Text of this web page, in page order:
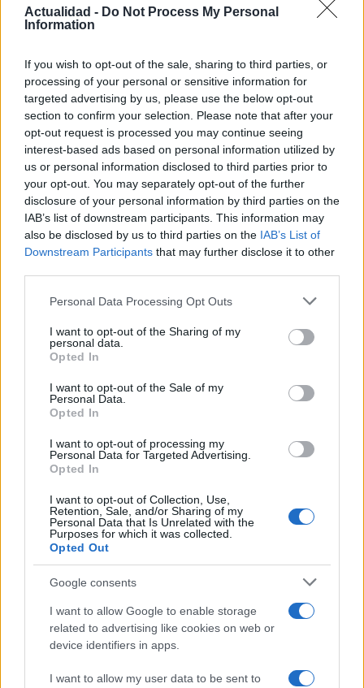
Actualidad - Do Not Process My Personal
Information
If you wish to opt-out of the sale, sharing to third parties, or
processing of your personal or sensitive information for
targeted advertising by us, please use the below opt-out
section to confirm your selection. Please note that after your
opt-out request is processed you may continue seeing
interest-based ads based on personal information utilized by
us or personal information disclosed to third parties prior to
your opt-out. You may separately opt-out of the further
disclosure of your personal information by third parties on the
IAB’s list of downstream participants. This information may
also be disclosed by us to third parties on the IAB’s List of
Downstream Participants that may further disclose it to other
Please note that this website/app uses one or more Google
not limited to your visit or usage behaviour. You may click to
grant or deny consent to Google and its third-party tags to
use your data for below specified purposes in below Google
consent section.
Personal Data Processing Opt Outs
I want to opt-out of the Sharing of my
personal data.
Opted In
I want to opt-out of the Sale of my
Personal Data.
Opted In
I want to opt-out of processing my
Personal Data for Targeted Advertising.
Opted In
I want to opt-out of Collection, Use,
Retention, Sale, and/or Sharing of my
Personal Data that Is Unrelated with the
Purposes for which it was collected.
Opted Out
Google consents
I want to allow Google to enable storage
related to advertising like cookies on web or
device identifiers in apps.
I want to allow my user data to be sent to
VAR en el fútbol: cuándo interviene, qué
revisa y qué no
El VAR ha revolucionado el fútbol. Descubre cómo…
DEPORTES
Programación deportiva gratuita: lo que
no te puedes perder en agosto de 2026
El verano de 2026 está repleto de eventos…
DEPORTES
FIFA anuncia que las futbolistas recibirán
baja de maternidad
La FIFA anunció que las futbolistas profesionales recibirán…